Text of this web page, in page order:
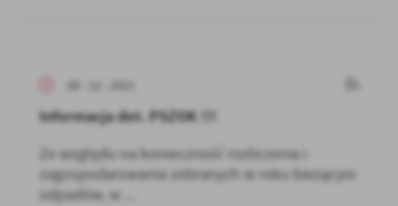
08 - 12 - 2021
Informacja dot. PSZOK !!!
Ze względu na konieczność rozliczenia i
zagospodarowania zebranych w roku bieżącym
odpadów, w ...